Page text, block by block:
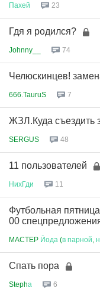
Пахей 23
Гдя я родился?
Johnny__ 74
Челюскинцев!
666.TauruS 7
ЖЗЛ.Куда съездить
SERGUS 48
11 пользователей
НихГди 11
Футбольная
00
MACTEP Йода (в парной
Спать пора
Stephа 6